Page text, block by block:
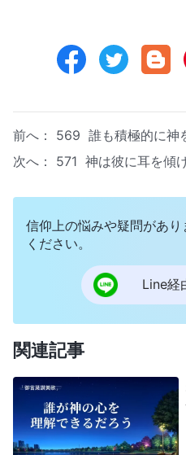
前へ： 569 誰も積極的に神
次へ： 571 神は彼に耳を傾
信仰上の悩みや疑問があ
ください。
Line経
関連記事